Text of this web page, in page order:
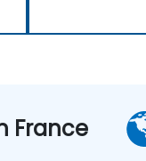
France